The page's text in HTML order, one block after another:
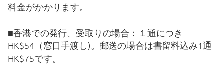
各種ご案内
料金がかかります。
■香港での発行、受取りの場合：１通につき
HK$54（窓口手渡し)。郵送の場合は書留料込み1通
HK$75です。